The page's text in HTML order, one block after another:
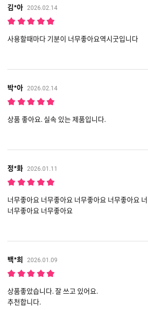
김*아 2026.02.14
사용할때마다 기분이 너무좋아요역시굿입니다
박*아 2026.02.14
상품 좋아요. 실속 있는 제품입니다.
정*화 2026.01.11
너무좋아요 너무좋아요 너무좋아요 너무좋아요
너무좋아요 너무좋아요
백*희 2026.01.09
상품좋았습니다. 잘 쓰고 있어요.
추천합니다.